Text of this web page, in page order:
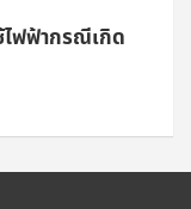
ไฟฟ้ากรณีเกิด